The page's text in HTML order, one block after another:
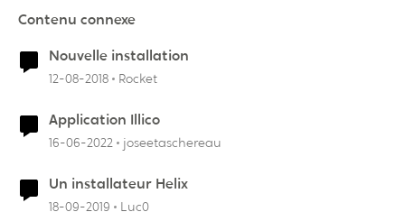
Contenu connexe
Nouvelle installation
12-08-2018 Rocket
Application Illico
16-06-2022 joseetaschereau
Un installateur Helix
18-09-2019 Luc0